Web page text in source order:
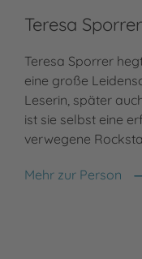
Teresa Sporrer
Teresa Sporrer
eine große
Leserin, später
ist sie selbst eine
verwegene
Mehr zur Person
Teresa Sporrer